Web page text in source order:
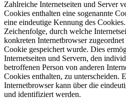
Zahlreiche Internetseiten und Server
Cookies enthalten eine sogenannte
eine eindeutige Kennung des
Zeichenfolge, durch welche
konkreten Internetbrowser
Cookie gespeichert wurde. Dies
Internetseiten und Servern, den
betroffenen Person von anderen
Cookies enthalten, zu unterscheiden.
Internetbrowser kann über die
und identifiziert werden.